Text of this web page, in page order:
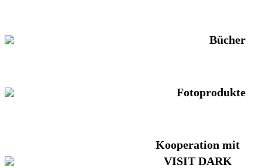
Bücher
Fotoprodukte
Kooperation mit
VISIT DARK